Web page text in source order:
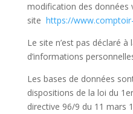
modification des données
site https://
Le site n’est pas déclaré
d’informations
Les bases de données
dispositions de la loi du
directive 96/9 du 11 mars